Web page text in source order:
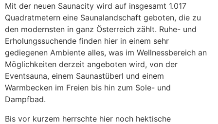
Mit der neuen Saunacity wird auf insgesamt 1.017
Quadratmetern eine Saunalandschaft geboten, die zu
den modernsten in ganz Österreich zählt. Ruhe- und
Erholungssuchende finden hier in einem sehr
gediegenen Ambiente alles, was im Wellnessbereich an
Möglichkeiten derzeit angeboten wird, von der
Eventsauna, einem Saunastüberl und einem
Warmbecken im Freien bis hin zum Sole- und
Dampfbad.
Bis vor kurzem herrschte hier noch hektische